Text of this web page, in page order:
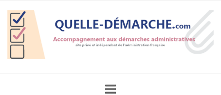
content
Home